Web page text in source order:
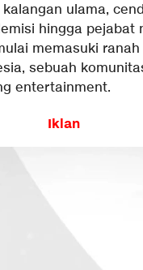
ulama,
hingga pejabat
memasuki
sebuah
entertainment.
Iklan